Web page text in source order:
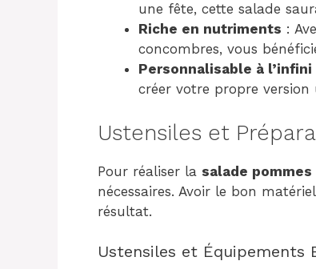
une fête, cette salade
Riche en nutriments :
concombres, vous
Personnalisable à l’infini
créer votre propre version
Ustensiles et
Pour réaliser la salade
nécessaires. Avoir le bon
résultat.
Ustensiles et Équipements